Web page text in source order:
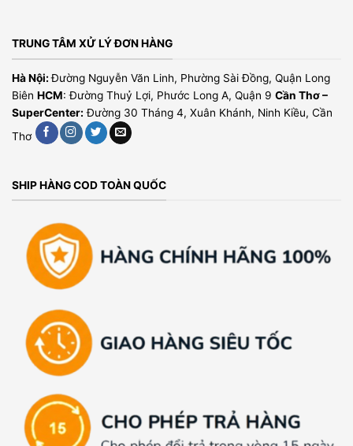
TRUNG TÂM XỬ LÝ ĐƠN HÀNG
Hà Nội:Đường Nguyễn Văn Linh, Phường Sài Đồng, Quận Long
Biên HCM: Đường Thuỷ Lợi, Phước Long A, Quận 9 Cần Thơ –
SuperCenter: Đường 30 Tháng 4, Xuân Khánh, Ninh Kiều, Cần
Thơ
SHIP HÀNG COD TOÀN QUỐC